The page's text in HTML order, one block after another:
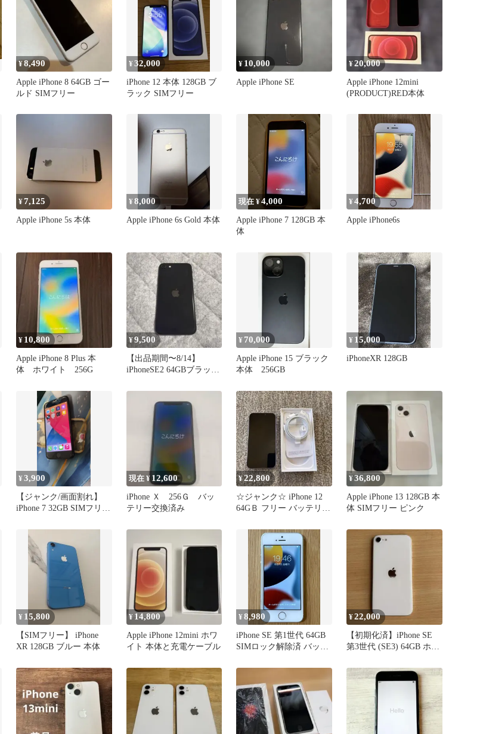
¥8,490
Apple iPhone 8 64GB ゴー
ルド SIMフリー
¥32,000
iPhone 12 本体 128GB ブ
ラック SIMフリー
¥ 10,000
Apple iPhone SE
¥20,000
Apple iPhone 12mini
(PRODUCT)RED本体
¥7,125
Apple iPhone 5s 本体
¥8,000
Apple iPhone 6s Gold 本体
現在 ¥4,000
Apple iPhone 7 128GB 本
体
¥4,700
Apple iPhone6s
¥ 10,800
Apple iPhone 8 Plus 本
体 ホワイト 256G
¥9,500
【出品期間〜8/14】
iPhoneSE2 64GBブラック
¥ 70,000
Apple iPhone 15 ブラック
本体 256GB
¥ 15,000
iPhoneXR 128GB
¥3,900
【ジャンク/画面割れ】
iPhone 7 32GB SIMフリー
現在 ¥ 12,600
iPhone Ｘ 256Ｇ バッ
テリー交換済み
¥22,800
☆ジャンク☆ iPhone 12
64GＢ フリー バッテリー
¥36,800
Apple iPhone 13 128GB 本
体 SIMフリー ピンク
¥ 15,800
【SIMフリー】 iPhone
XR 128GB ブルー 本体
¥ 14,800
Apple iPhone 12mini ホワ
イト 本体と充電ケーブル
¥8,980
iPhone SE 第1世代 64GB
SIMロック解除済 バッテ
¥22,000
【初期化済】iPhone SE
第3世代 (SE3) 64GB ホワ